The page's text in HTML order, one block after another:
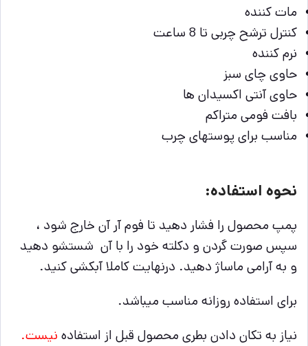
مات کننده
کنترل ترشح چربی تا 8 ساعت
نرم کننده
حاوی چای سبز
حاوی آنتی اکسیدان ها
بافت فومی متراکم
مناسب برای پوستهای چرب
نحوه استفاده:
پمپ محصول را فشار دهید تا فوم آر آن خارج شود ،
سپس صورت گردن و دکلته خود را با آن شستشو دهید
و به آرامی ماساژ دهید. درنهایت کاملا آبکشی کنید.
برای استفاده روزانه مناسب میباشد.
نیاز به تکان دادن بطری محصول قبل از استفاده نیست.